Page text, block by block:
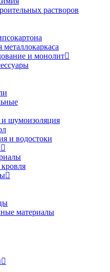
растворов
и монолит
и шумоизоляция
и водостоки